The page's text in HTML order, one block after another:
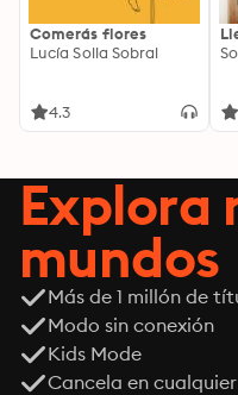
Comerás flores
Lucía Solla Sobral
4.3
Explora
mundos
Más de 1 millón de
Modo sin conexión
Kids Mode
Cancela en